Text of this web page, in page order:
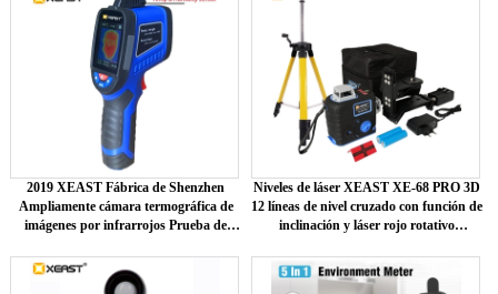
2019 XEAST Fábrica de Shenzhen
Ampliamente cámara termográfica de
imágenes por infrarrojos Prueba de
Niveles de láser XEAST XE-68 PRO 3D
12 líneas de nivel cruzado con función de
inclinación y láser rojo rotativo